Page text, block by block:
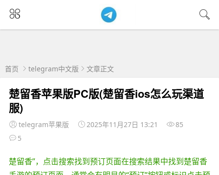
首页 telegram中文版 文章正文
楚留香苹果版PC版(楚留香ios怎么玩渠道
服)
telegram苹果版 2025年11月27日 13:21
85
5
楚留香”，点击搜索找到预订页面在搜索结果中找到楚留香